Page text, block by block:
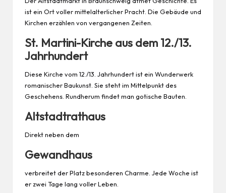
ist ein Ort voller mittelalterlicher Pracht. Die Gebäude und
Kirchen erzählen von vergangenen Zeiten.
St. Martini-Kirche aus dem 12./13.
Jahrhundert
Diese Kirche vom 12./13. Jahrhundert ist ein Wunderwerk
romanischer Baukunst. Sie steht im Mittelpunkt des
Geschehens. Rundherum findet man gotische Bauten.
Altstadtrathaus
Direkt neben dem
Gewandhaus
verbreitet der Platz besonderen Charme. Jede Woche ist
er zwei Tage lang voller Leben.